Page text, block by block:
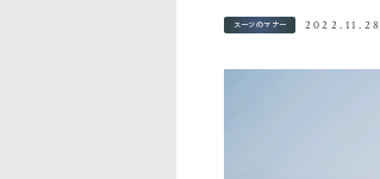
スーツのマナー 2022.11.28